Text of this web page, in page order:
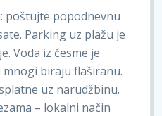
poštujte popodnevnu
Parking uz plažu je
Voda iz česme je
biraju flaširanu.
uz narudžbinu.
– lokalni način